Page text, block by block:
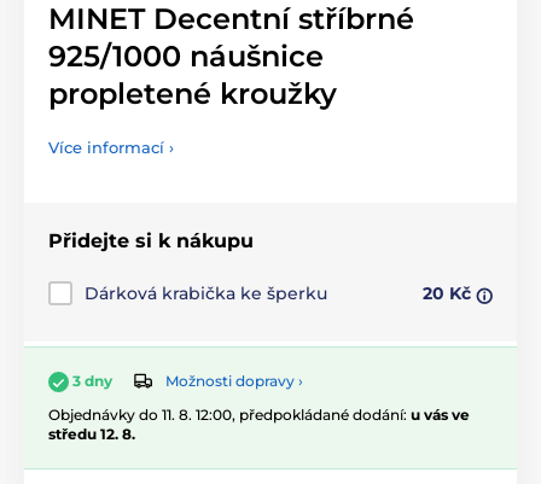
MINET Decentní stříbrné
925/1000 náušnice
propletené kroužky
Více informací ›
Přidejte si k nákupu
Dárková krabička ke šperku 20 Kč
3 dny
Možnosti dopravy ›
Objednávky do 11. 8. 12:00, předpokládané dodání: u vás ve
středu 12. 8.